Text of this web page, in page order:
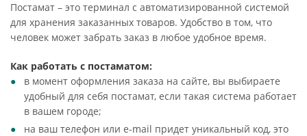
Постамат – это терминал с автоматизированной системой
для хранения заказанных товаров. Удобство в том, что
человек может забрать заказ в любое удобное время.
Как работать с постаматом:
в момент оформления заказа на сайте, вы выбираете
удобный для себя постамат, если такая система работает
в вашем городе;
на ваш телефон или e-mail придет уникальный код, это